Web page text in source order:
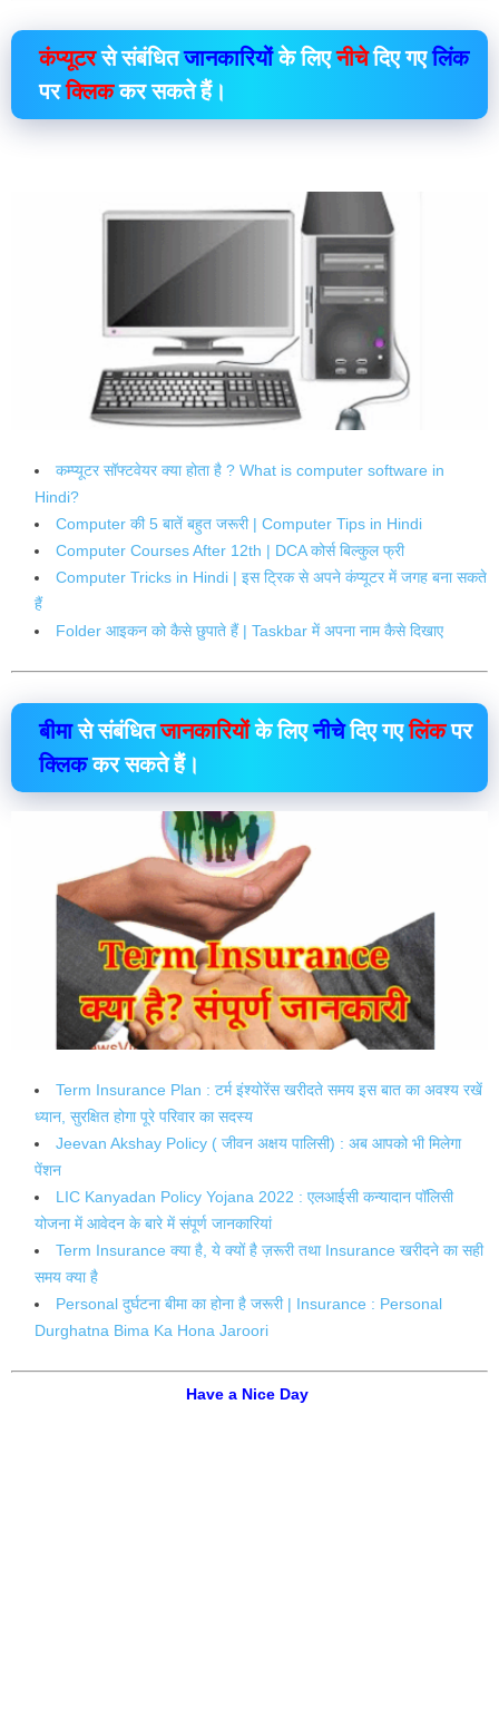
कंप्यूटरसे संबंधितजानकारियोंके लिएनीचेदिए गएलिंक
परक्लिककर सकते हैं।
कम्प्यूटर सॉफ्टवेयर क्या होता है ? What is computer software in
Hindi?
Computer की 5 बातें बहुत जरूरी | Computer Tips in Hindi
Computer Courses After 12th | DCA कोर्स बिल्कुल फ्री
Computer Tricks in Hindi | इस ट्रिक से अपने कंप्यूटर में जगह बना सकते
हैं
Folder आइकन को कैसे छुपाते हैं | Taskbar में अपना नाम कैसे दिखाए
बीमासे संबंधितजानकारियोंके लिएनीचेदिए गएलिंकपर
क्लिककर सकते हैं।
Term Insurance Plan : टर्म इंश्योरेंस खरीदते समय इस बात का अवश्य रखें
ध्यान, सुरक्षित होगा पूरे परिवार का सदस्य
Jeevan Akshay Policy ( जीवन अक्षय पालिसी) : अब आपको भी मिलेगा
पेंशन
LIC Kanyadan Policy Yojana 2022 : एलआईसी कन्यादान पॉलिसी
योजना में आवेदन के बारे में संपूर्ण जानकारियां
Term Insurance क्या है, ये क्यों है ज़रूरी तथा Insurance खरीदने का सही
समय क्या है
Personal दुर्घटना बीमा का होना है जरूरी | Insurance : Personal
Durghatna Bima Ka Hona Jaroori
Have a Nice Day